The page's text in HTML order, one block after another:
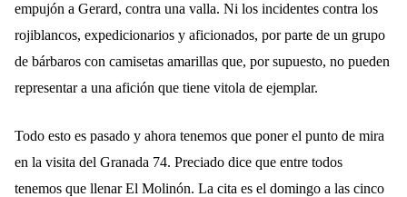
empujón a Gerard, contra una valla. Ni los incidentes contra los
rojiblancos, expedicionarios y aficionados, por parte de un grupo
de bárbaros con camisetas amarillas que, por supuesto, no pueden
representar a una afición que tiene vitola de ejemplar.
Todo esto es pasado y ahora tenemos que poner el punto de mira
en la visita del Granada 74. Preciado dice que entre todos
tenemos que llenar El Molinón. La cita es el domingo a las cinco